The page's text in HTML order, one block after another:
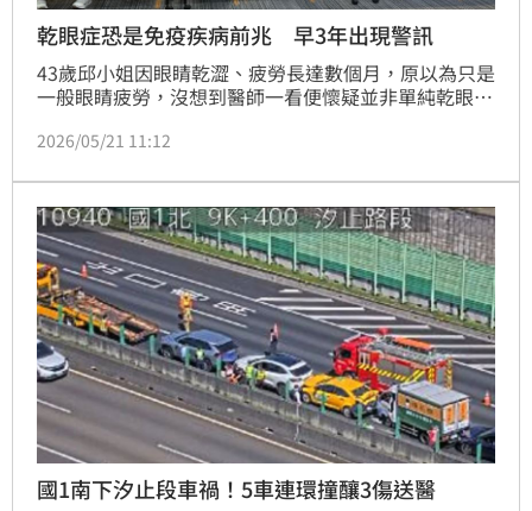
乾眼症恐是免疫疾病前兆 早3年出現警訊
43歲邱小姐因眼睛乾澀、疲勞長達數個月，原以為只是
一般眼睛疲勞，沒想到醫師一看便懷疑並非單純乾眼
確診罹患乾燥症（修格蘭氏症候群），是一種慢性自體
眼乾、口乾，經治療後狀況已改善。
2026/05/21 11:12
國1南下汐止段車禍！5車連環撞釀3傷送醫